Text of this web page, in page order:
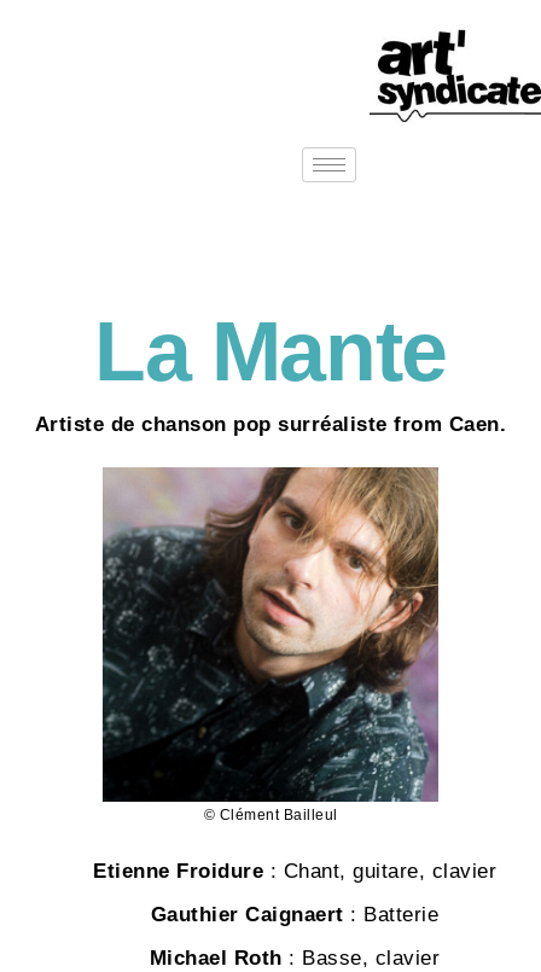
La Mante
Artiste de chanson pop surréaliste from Caen.
© Clément Bailleul
Etienne Froidure : Chant, guitare, clavier
Gauthier Caignaert : Batterie
Michael Roth : Basse, clavier